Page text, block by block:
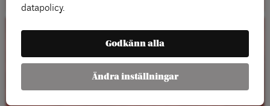
Kalender
datapolicy.
Godkänn alla
Ändra inställningar